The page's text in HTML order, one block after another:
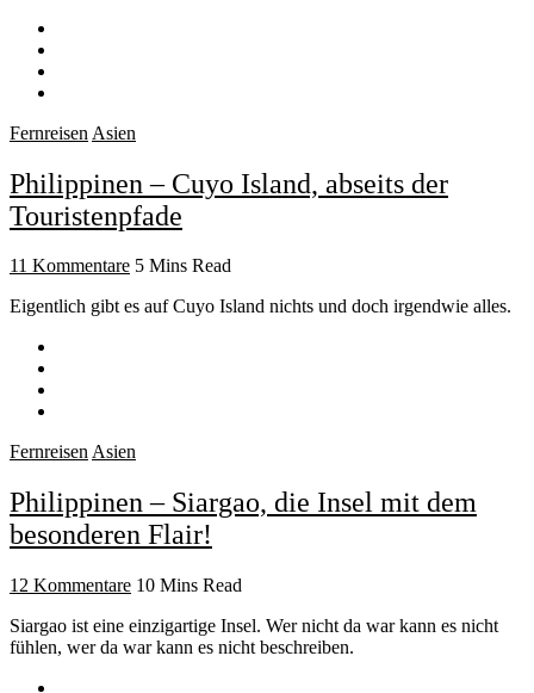
Fernreisen Asien
Philippinen – Cuyo Island, abseits der
Touristenpfade
11 Kommentare 5 Mins Read
Eigentlich gibt es auf Cuyo Island nichts und doch irgendwie alles.
FernreisenAsien
Philippinen – Siargao, die Insel mit dem
besonderen Flair!
12 Kommentare 10 Mins Read
Siargao ist eine einzigartige Insel. Wer nicht da war kann es nicht
fühlen, wer da war kann es nicht beschreiben.